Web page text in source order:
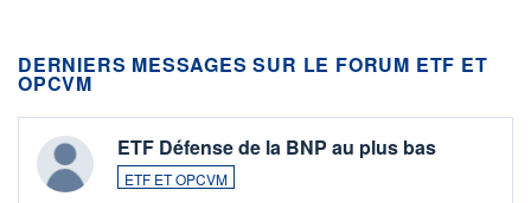
DERNIERS MESSAGES SUR LE FORUM ETF ET
OPCVM
ETF Défense de la BNP au plus bas
ETF ET OPCVM